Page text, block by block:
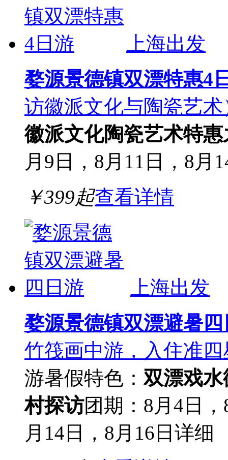
上海出发
婺源景德镇双漂特惠4
访徽派文化与陶瓷艺术
徽派文化陶瓷艺术特惠
月9日，8月11日，8月
￥399起查看详情
上海出发
婺源景德镇双漂避暑四
竹筏画中游，入住准
游暑假特色：双漂戏水
村探访团期：8月4日
月14日，8月16日 详细